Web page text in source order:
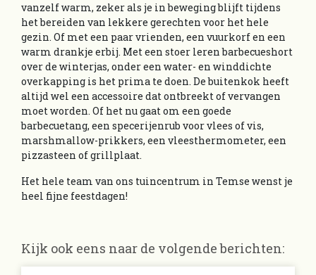
vanzelf warm, zeker als je in beweging blijft tijdens
het bereiden van lekkere gerechten voor het hele
gezin. Of met een paar vrienden, een vuurkorf en een
warm drankje erbij. Met een stoer leren barbecueshort
over de winterjas, onder een water- en winddichte
overkapping is het prima te doen. De buitenkok heeft
altijd wel een accessoire dat ontbreekt of vervangen
moet worden. Of het nu gaat om een goede
barbecuetang, een specerijenrub voor vlees of vis,
marshmallow-prikkers, een vleesthermometer, een
pizzasteen of grillplaat.
Het hele team van ons tuincentrum in Temse wenst je
heel fijne feestdagen!
Kijk ook eens naar de volgende berichten: